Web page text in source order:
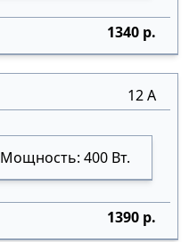
1340 р.
12 А
Мощность: 400 Вт.
1390 р.